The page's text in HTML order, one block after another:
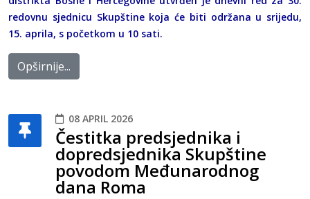
redovnu sjednicu Skupštine koja će biti održana u srijedu,
15. aprila, s početkom u 10 sati.
Opširnije...
08 APRIL 2026
Čestitka predsjednika i
dopredsjednika Skupštine
povodom Međunarodnog
dana Roma